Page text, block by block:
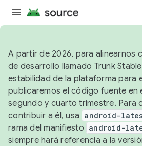
A partir de 2026, para alinearnos
de desarrollo llamado Trunk
estabilidad de la plataforma para
publicaremos el código fuente en
segundo y cuarto trimestre. Para
contribuir a él, usa android-
rama del manifiesto android-
siempre hará referencia a la